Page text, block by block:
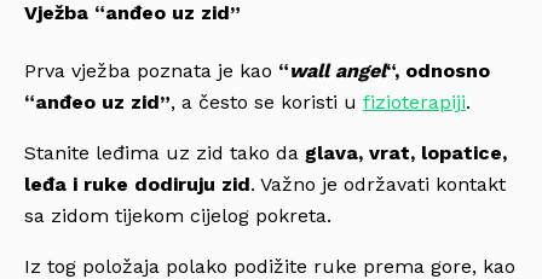
Vježba “anđeo uz zid”
Prva vježba poznata je kao “wall angel“, odnosno
“anđeo uz zid”, a često se koristi u fizioterapiji.
Stanite leđima uz zid tako da glava, vrat, lopatice,
leđa i ruke dodiruju zid. Važno je održavati kontakt
sa zidom tijekom cijelog pokreta.
Iz tog položaja polako podižite ruke prema gore, kao